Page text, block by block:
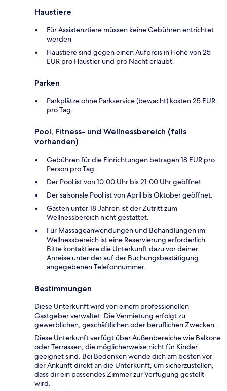
Haustiere
Für Assistenztiere müssen keine Gebühren entrichtet
werden
Haustiere sind gegen einen Aufpreis in Höhe von 25
EUR pro Haustier und pro Nacht erlaubt.
Parken
Parkplätze ohne Parkservice (bewacht) kosten 25 EUR
pro Tag.
Pool, Fitness- und Wellnessbereich (falls
vorhanden)
Gebühren für die Einrichtungen betragen 18 EUR pro
Person pro Tag.
Der Pool ist von 10:00 Uhr bis 21:00 Uhr geöffnet.
Der saisonale Pool ist von April bis Oktober geöffnet.
Gästen unter 18 Jahren ist der Zutritt zum
Wellnessbereich nicht gestattet.
Für Massageanwendungen und Behandlungen im
Wellnessbereich ist eine Reservierung erforderlich.
Bitte kontaktiere die Unterkunft dazu vor deiner
Anreise unter der auf der Buchungsbestätigung
angegebenen Telefonnummer.
Bestimmungen
Diese Unterkunft wird von einem professionellen
Gastgeber verwaltet. Die Vermietung erfolgt zu
gewerblichen, geschäftlichen oder beruflichen Zwecken.
Diese Unterkunft verfügt über Außenbereiche wie Balkone
oder Terrassen, die möglicherweise nicht für Kinder
geeignet sind. Bei Bedenken wende dich am besten vor
der Ankunft direkt an die Unterkunft, um sicherzustellen,
dass dir ein passendes Zimmer zur Verfügung gestellt
wird.